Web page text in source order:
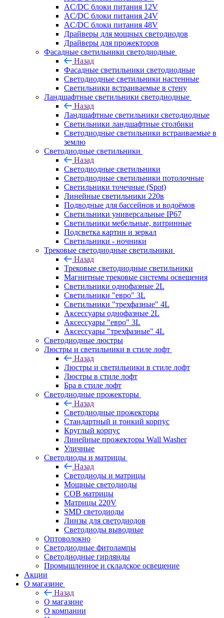
AC/DC блоки питания 12V
AC/DC блоки питания 24V
AC/DC блоки питания 48V
Драйверы для мощных светодиодов
Драйверы для прожекторов
Фасадные светильники светодиодные
Назад
Фасадные светильники светодиодные
Светодиодные светильники настенные
Светильники встраиваемые в стену
Ландшафтные светильники светодиодные
Назад
Ландшафтные светильники светодиодные
Светильники ландшафтные столбики
Светодиодные светильники встраиваемые в
землю
Светодиодные светильники
Назад
Светодиодные светильники
Светодиодные светильники потолочные
Светильники точечные (Spot)
Линейные светильники 220в
Подводные для бассейнов и водоёмов
Светильники универсальные IP67
Светильники мебельные, витринные
Подсветка картин и зеркал
Светильники - ночники
Трековые светодиодные светильники
Назад
Трековые светодиодные светильники
Магнитные трековые системы освещения
Светильники однофазные 2L
Светильники "евро" 3L
Светильники "трехфазные" 4L
Аксессуары однофазные 2L
Аксессуары "евро" 3L
Аксессуары "трехфазные" 4L
Светодиодные люстры
Люстры и светильники в стиле лофт
Назад
Люстры и светильники в стиле лофт
Люстры в стиле лофт
Бра в стиле лофт
Светодиодные прожекторы
Назад
Светодиодные прожекторы
Стандартный и тонкий корпус
Круглый корпус
Линейные прожекторы Wall Washer
Уличные
Светодиоды и матрицы
Назад
Светодиоды и матрицы
Мощные светодиоды
COB матрицы
Матрицы 220V
SMD светодиоды
Линзы для светодиодов
Светодиоды выводные
Оптоволокно
Светодиодные фитолампы
Светодиодные гирлянды
Промышленное и складское освещение
Акции
О магазине
Назад
О магазине
О компании